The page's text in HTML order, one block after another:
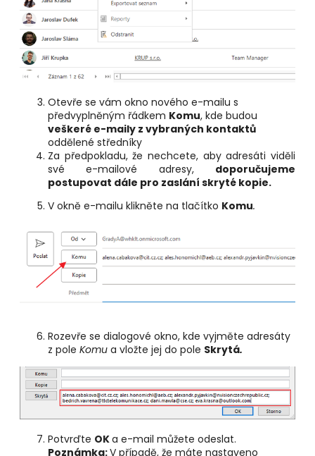
Otevře se vám okno nového e-mailu s
předvyplněným řádkem Komu, kde budou
veškeré e-maily z vybraných kontaktů
oddělené středníky
Za předpokladu, že nechcete, aby adresáti viděli
své e-mailové adresy, doporučujeme
postupovat dále pro zaslání skryté kopie.
V okně e-mailu klikněte na tlačítko Komu.
Rozevře se dialogové okno, kde vyjměte adresáty
z pole Komu a vložte jej do pole Skrytá.
Potvrďte OKa e-mail můžete odeslat.
Poznámka:V případě, že máte nastaveno